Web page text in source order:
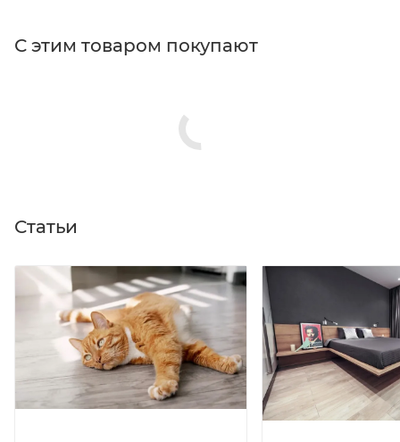
С этим товаром покупают
Статьи